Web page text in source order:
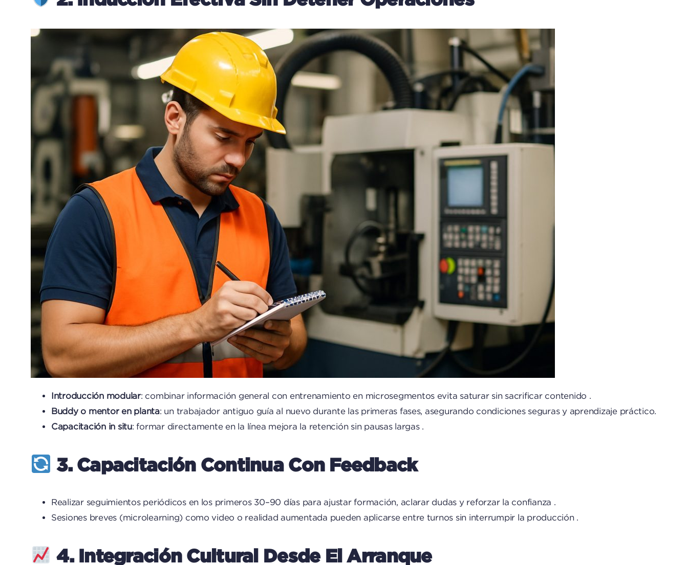
Introducción modular: combinar información general con entrenamiento en microsegmentos evita saturar sin sacrificar contenido .
Buddy o mentor en planta: un trabajador antiguo guía al nuevo durante las primeras fases, asegurando condiciones seguras y aprendizaje práctico.
Capacitación in situ: formar directamente en la línea mejora la retención sin pausas largas .
3. Capacitación Continua Con Feedback
Realizar seguimientos periódicos en los primeros 30–90 días para ajustar formación, aclarar dudas y reforzar la confianza .
Sesiones breves (microlearning) como video o realidad aumentada pueden aplicarse entre turnos sin interrumpir la producción .
4. Integración Cultural Desde El Arranque